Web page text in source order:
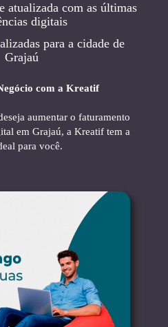
atualizada com as últimas
digitais
para a cidade de
Grajaú
com a Kreatif
aumentar o faturamento
em Grajaú, a Kreatif tem a
para você.